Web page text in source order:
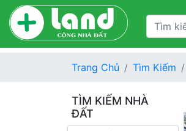
Trang Chủ Tìm Kiếm
TÌM KIẾM NHÀ
ĐẤT